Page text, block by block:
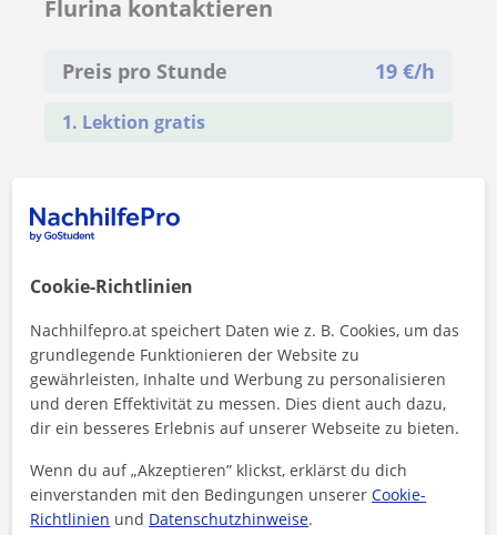
Flurina kontaktieren
Preis pro Stunde 19€/h
1. Lektion gratis
Durch Klicken auf eine der beiden Schaltflächen stimmen Sie
unseremImpressumund unsererDatenschutzerklärung
Cookie-Richtlinien
Nachhilfepro.at speichert Daten wie z. B. Cookies, um das
grundlegende Funktionieren der Website zu
gewährleisten, Inhalte und Werbung zu personalisieren
und deren Effektivität zu messen. Dies dient auch dazu,
dir ein besseres Erlebnis auf unserer Webseite zu bieten.
Wenn du auf „Akzeptieren” klickst, erklärst du dich
einverstanden mit den Bedingungen unsererCookie-
Richtlinien und Datenschutzhinweise.